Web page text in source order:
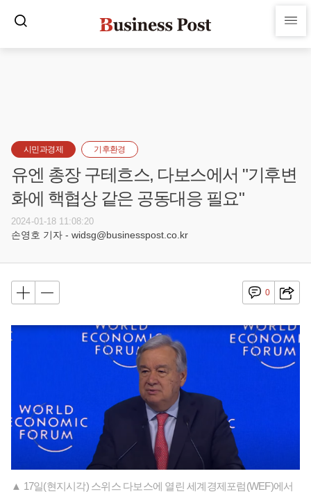
시민과경제 기후환경
유엔 총장 구테흐스, 다보스에서 "기후변
화에 핵협상 같은 공동대응 필요"
2024-01-18 11:08:20
손영호 기자 - widsg@businesspost.co.kr
0
▲ 17일(현지시각) 스위스 다보스에 열린 세계경제포럼(WEF)에서